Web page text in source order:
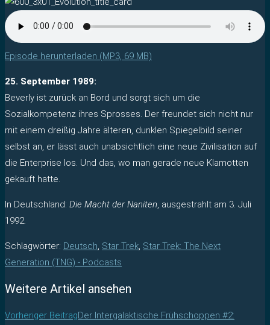
Episode herunterladen (MP3, 69 MB)
25. September 1989:
Beverly ist zurück an Bord und sorgt sich um die
Sozialkompetenz ihres Sprosses. Der freundet sich nicht nur
mit einem dreißig Jahre älteren, dunklen Spiegelbild seiner
selbst an, er lässt auch unabsichtlich eine neue Zivilisation auf
die Enterprise los. Und das, wo man gerade neue Klamotten
gekauft hatte.
In Deutschland: Die Macht der Naniten, ausgestrahlt am 3. Juli
1992.
Schlagwörter: Deutsch, Star Trek, Star Trek: The Next
Generation (TNG) - Podcasts
Weitere Artikel ansehen
Vorheriger BeitragDer Intergalaktische Frühschoppen #2: